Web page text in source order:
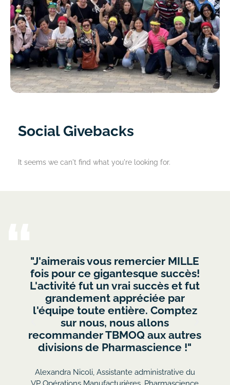
Social Givebacks
It seems we can't find what you're looking for.
remercier MILLE
succès!
vrai succès et fut
appréciée par
entière. Comptez
nous allons
TBMOQ aux autres
Pharmascience !"
Assistante administrative du
" Nous avons tous
chose et avons eu
L'exercice a été
fort réussi, nous
inspirerons
développement
équipe."
Services de la comptabilité
Radialpoint